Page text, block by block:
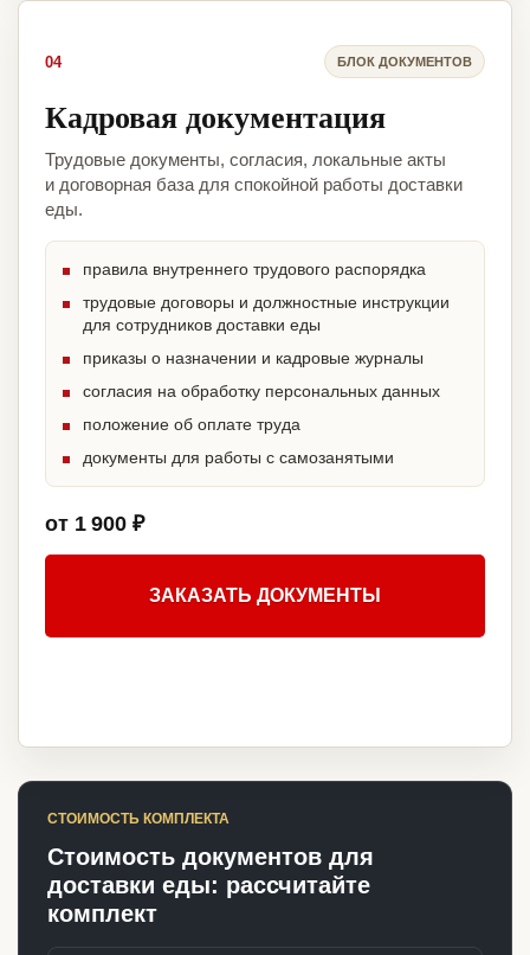
04 БЛОК ДОКУМЕНТОВ
Кадровая документация
Трудовые документы, согласия, локальные акты
и договорная база для спокойной работы доставки
еды.
правила внутреннего трудового распорядка
трудовые договоры и должностные инструкции
для сотрудников доставки еды
приказы о назначении и кадровые журналы
согласия на обработку персональных данных
положение об оплате труда
документы для работы с самозанятыми
от 1 900 ₽
ЗАКАЗАТЬ ДОКУМЕНТЫ
СТОИМОСТЬ КОМПЛЕКТА
Стоимость документов для
доставки еды: рассчитайте
комплект